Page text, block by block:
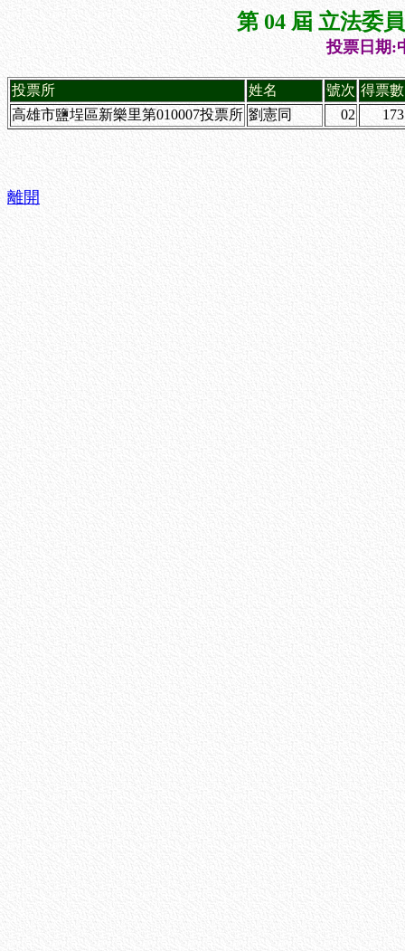
第 04 屆 立法委
投票日期:
投票所 姓名 號次 得票數
高雄市鹽埕區新樂里第010007投票所 劉憲同 02 173
離開